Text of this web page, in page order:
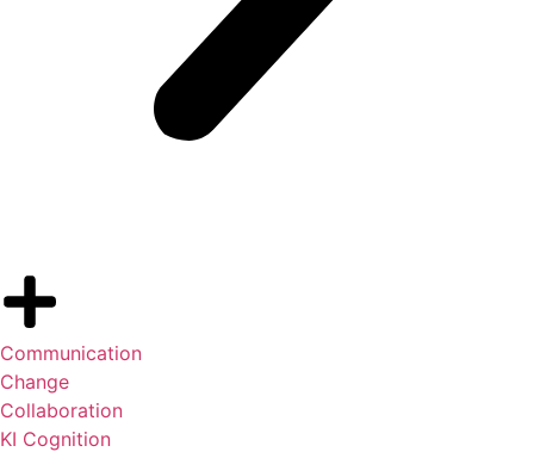
Communication
Change
Collaboration
KI Cognition